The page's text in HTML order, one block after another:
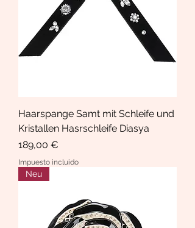
Haarspange Samt mit Schleife und
Kristallen Hasrschleife Diasya
Precio
189,00 €
Impuesto incluido
Neu